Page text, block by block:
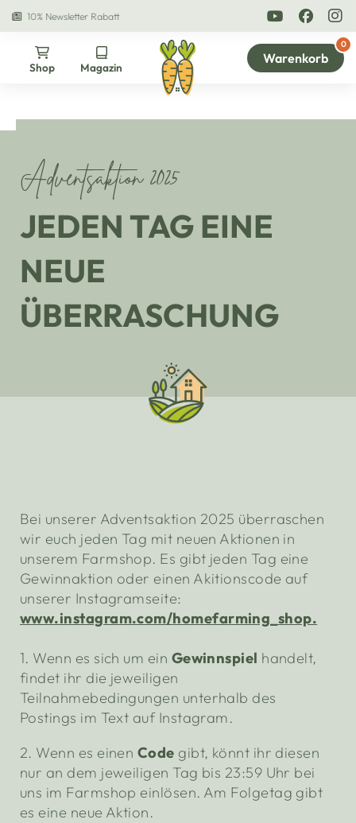
10% Newsletter Rabatt Unsere DNA
Shop Magazin
Warenkorb
0
Products search
Adventsaktion 2025
JEDEN TAG EINE
NEUE
ÜBERRASCHUNG
Bei unserer Adventsaktion 2025 überraschen
wir euch jeden Tag mit neuen Aktionen in
unserem Farmshop. Es gibt jeden Tag eine
Gewinnaktion oder einen Akitionscode auf
unserer Instagramseite:
www.instagram.com/homefarming_shop.
1. Wenn es sich um ein Gewinnspiel handelt,
findet ihr die jeweiligen
Teilnahmebedingungen unterhalb des
Postings im Text auf Instagram.
2. Wenn es einen Code gibt, könnt ihr diesen
nur an dem jeweiligen Tag bis 23:59 Uhr bei
uns im Farmshop einlösen. Am Folgetag gibt
es eine neue Aktion.